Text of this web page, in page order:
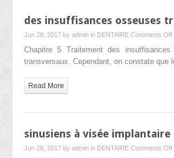
des insuffisances osseuses
Jun 28, 2017 by admin in DENTAIRE Comments Off
Chapitre 5 Traitement des
transversaux. Cependant, on constate
Read More
sinusiens à visée implantaire
Jun 28, 2017 by admin in DENTAIRE Comments Off